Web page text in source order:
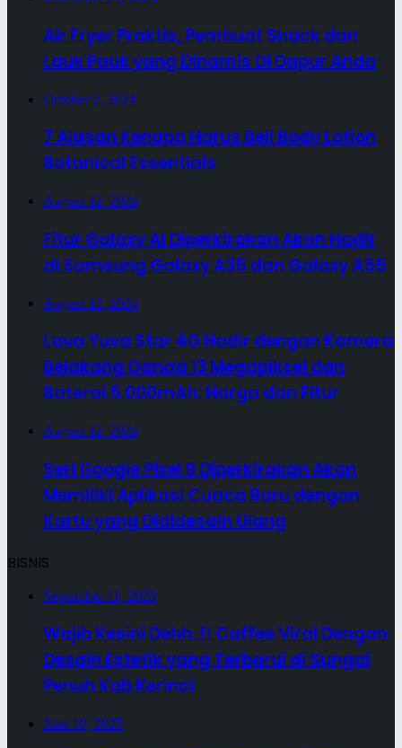
Air Fryer Praktis, Pembuat Snack dan
Lauk Pauk yang Dinamis Di Dapur Anda
October 2, 2024
7 Alasan Kenapa Harus Beli Body Lotion
Botanical Essentials
August 12, 2024
Fitur Galaxy AI Diperkirakan Akan Hadir
di Samsung Galaxy A35 dan Galaxy A55
August 12, 2024
Lava Yuva Star 4G Hadir dengan Kamera
Belakang Ganda 13 Megapiksel dan
Baterai 5.000mAh: Harga dan Fitur
August 12, 2024
Seri Google Pixel 9 Diperkirakan Akan
Memiliki Aplikasi Cuaca Baru dengan
Kartu yang Dididesain Ulang
BISNIS
September 11, 2025
Wajib Kesini Dehh..!! Caffee Viral Dengan
Desain Estetik yang Terbarui di Sungai
Penuh Kab Kerinci
June 10, 2025